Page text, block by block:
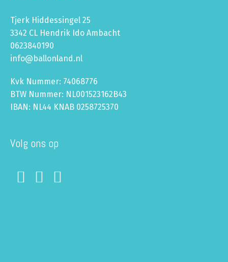
Tjerk Hiddessingel 25
3342 CL Hendrik Ido Ambacht
0623840190
info@ballonland.nl
Kvk Nummer: 74068776
BTW Nummer: NL001523162B43
IBAN: NL44 KNAB 0258725370
Volg ons op